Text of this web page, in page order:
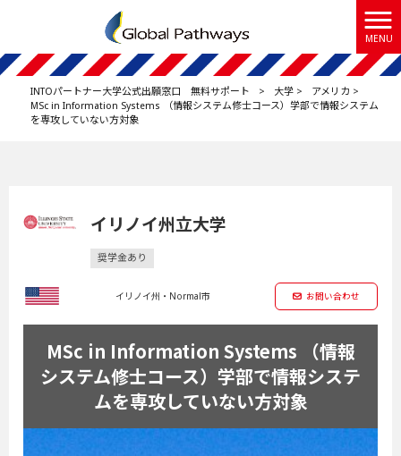
MENU
INTOパートナー大学公式出願窓口 無料サポート > 大学 > アメリカ >
MSc in Information Systems （情報システム修士コース）学部で情報システム
を専攻していない方対象
イリノイ州立大学
奨学金あり
イリノイ州・Normal市 お問い合わせ
MSc in Information Systems （情報
システム修士コース）学部で情報システ
ムを専攻していない方対象